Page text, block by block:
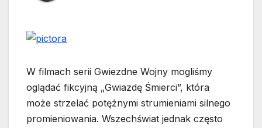
W filmach serii Gwiezdne Wojny mogliśmy
oglądać fikcyjną „Gwiazdę Śmierci”, która
może strzelać potężnymi strumieniami silnego
promieniowania. Wszechświat jednak często